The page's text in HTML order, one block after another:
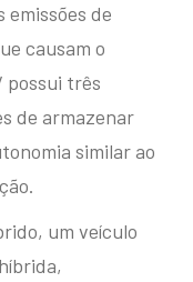
9
de
causam o
possui três
de armazenar
similar ao
um veículo